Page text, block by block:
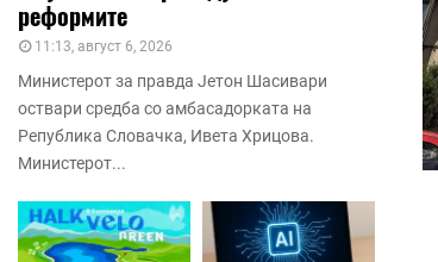
реформите
11:13, август 6, 2026
Министерот за правда Јетон Шасивари
оствари средба со амбасадорката на
Република Словачка, Ивета Хрицова.
Министерот...